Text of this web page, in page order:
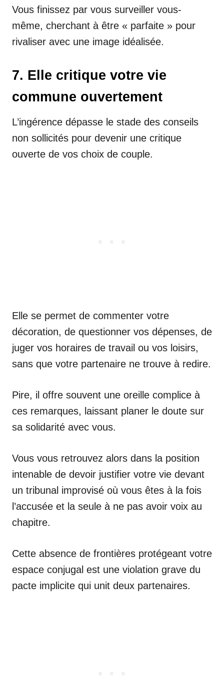
Vous finissez par vous surveiller vous-
même, cherchant à être « parfaite » pour
rivaliser avec une image idéalisée.
7. Elle critique votre vie
commune ouvertement
L’ingérence dépasse le stade des conseils
non sollicités pour devenir une critique
ouverte de vos choix de couple.
Elle se permet de commenter votre
décoration, de questionner vos dépenses, de
juger vos horaires de travail ou vos loisirs,
sans que votre partenaire ne trouve à redire.
Pire, il offre souvent une oreille complice à
ces remarques, laissant planer le doute sur
sa solidarité avec vous.
Vous vous retrouvez alors dans la position
intenable de devoir justifier votre vie devant
un tribunal improvisé où vous êtes à la fois
l’accusée et la seule à ne pas avoir voix au
chapitre.
Cette absence de frontières protégeant votre
espace conjugal est une violation grave du
pacte implicite qui unit deux partenaires.